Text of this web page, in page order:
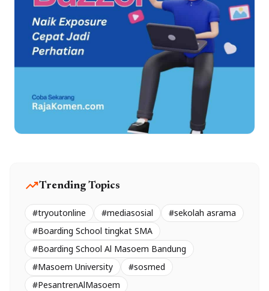
trending_upTrending Topics
#tryoutonline #mediasosial
#sekolah asrama
#Boarding School tingkat SMA
#Boarding School Al Masoem Bandung
#Masoem University
#sosmed
#PesantrenAlMasoem